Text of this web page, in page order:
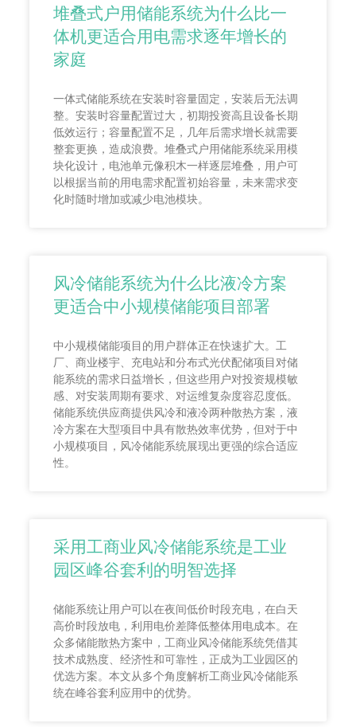
堆叠式户用储能系统为什么比一
体机更适合用电需求逐年增长的
家庭
一体式储能系统在安装时容量固定，安装后无法调
整。安装时容量配置过大，初期投资高且设备长期
低效运行；容量配置不足，几年后需求增长就需要
整套更换，造成浪费。堆叠式户用储能系统采用模
块化设计，电池单元像积木一样逐层堆叠，用户可
以根据当前的用电需求配置初始容量，未来需求变
化时随时增加或减少电池模块。
风冷储能系统为什么比液冷方案
更适合中小规模储能项目部署
中小规模储能项目的用户群体正在快速扩大。工
厂、商业楼宇、充电站和分布式光伏配储项目对储
能系统的需求日益增长，但这些用户对投资规模敏
感、对安装周期有要求、对运维复杂度容忍度低。
储能系统供应商提供风冷和液冷两种散热方案，液
冷方案在大型项目中具有散热效率优势，但对于中
小规模项目，风冷储能系统展现出更强的综合适应
性。
采用工商业风冷储能系统是工业
园区峰谷套利的明智选择
储能系统让用户可以在夜间低价时段充电，在白天
高价时段放电，利用电价差降低整体用电成本。在
众多储能散热方案中，工商业风冷储能系统凭借其
技术成熟度、经济性和可靠性，正成为工业园区的
优选方案。本文从多个角度解析工商业风冷储能系
统在峰谷套利应用中的优势。